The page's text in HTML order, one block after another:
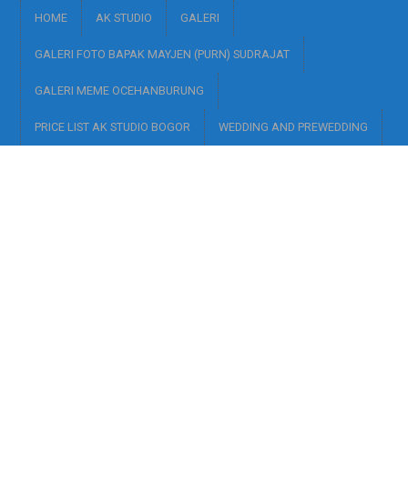
HOME AK STUDIO GALERI
GALERI FOTO BAPAK MAYJEN (PURN) SUDRAJAT
GALERI MEME OCEHANBURUNG
PRICE LIST AK STUDIO BOGOR WEDDING AND PREWEDDING